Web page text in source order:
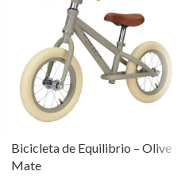
Bicicleta de Equilibrio – Olive
Mate